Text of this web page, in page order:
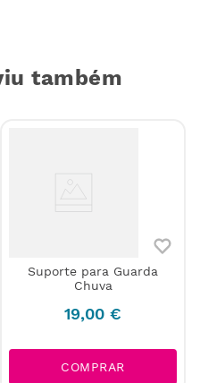
também
Suporte para Guarda
Chuva
19,00 €
COMPRAR